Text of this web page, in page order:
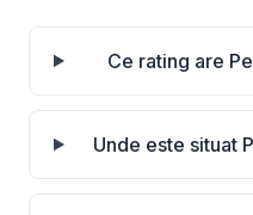
Ce rating are
Unde este situat